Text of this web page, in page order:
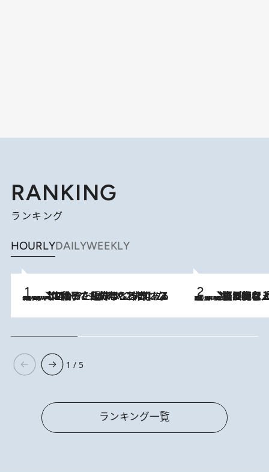
RANKING
ランキング
HOURLYDAILYWEEKLY
2026.8.5
【阿川佐和子さんの年とる力】なぜ70代で始めた趣味は“こんなに楽しい”のか？ ピアノ、俳句…スランプに陥っても続けられる“ある秘訣”とは 2026.8.5
【なぜ吉沢亮は「気配を消せる」のか？】興行収入208億の『国宝』を経て挑むミュージカル『ディア・エヴァン・ハンセン』。トップ俳優が舞台上でさらけ出した“孤独”とは
1 / 5
ランキング一覧